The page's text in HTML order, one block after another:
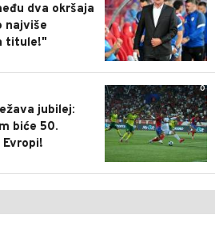
dva okršaja
najviše
titule!"
0
jubilej:
biće 50.